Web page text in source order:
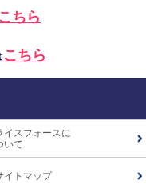
こちら
こちら
イスフォースに
いて
イトマップ